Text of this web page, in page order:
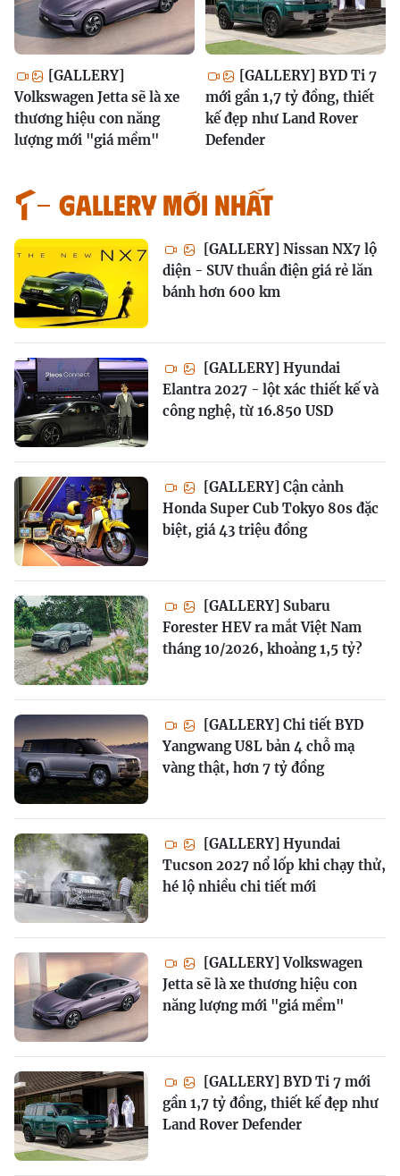
[GALLERY]
Volkswagen Jetta sẽ là xe
thương hiệu con năng
lượng mới "giá mềm"
[GALLERY] BYD Ti 7
mới gần 1,7 tỷ đồng, thiết
kế đẹp như Land Rover
Defender
GALLERY MỚI NHẤT
[GALLERY] Nissan NX7 lộ
diện - SUV thuần điện giá rẻ lăn
bánh hơn 600 km
[GALLERY] Hyundai
Elantra 2027 - lột xác thiết kế và
công nghệ, từ 16.850 USD
[GALLERY] Cận cảnh
Honda Super Cub Tokyo 80s đặc
biệt, giá 43 triệu đồng
[GALLERY] Subaru
Forester HEV ra mắt Việt Nam
tháng 10/2026, khoảng 1,5 tỷ?
[GALLERY] Chi tiết BYD
Yangwang U8L bản 4 chỗ mạ
vàng thật, hơn 7 tỷ đồng
[GALLERY] Hyundai
Tucson 2027 nổ lốp khi chạy thử,
hé lộ nhiều chi tiết mới
[GALLERY] Volkswagen
Jetta sẽ là xe thương hiệu con
năng lượng mới "giá mềm"
[GALLERY] BYD Ti 7 mới
gần 1,7 tỷ đồng, thiết kế đẹp như
Land Rover Defender